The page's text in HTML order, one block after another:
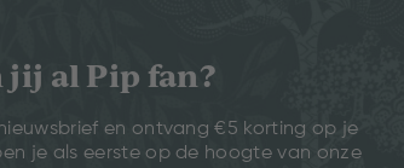
jij al Pip fan?
en ontvang €5 korting op je
je als eerste op de hoogte van onze